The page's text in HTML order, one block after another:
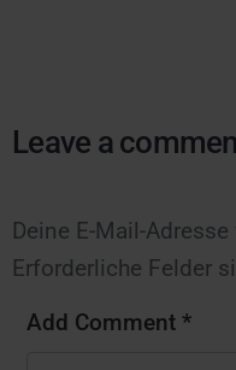
Leave a
Deine E-Mail-
Erforderliche Felder
Add Comment *